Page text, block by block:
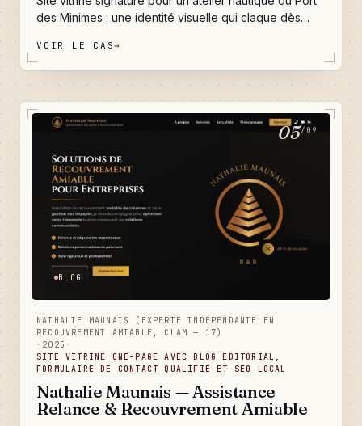
des Minimes : une identité visuelle qui claque dès
services détaillés pour exister sur Google, une page
météo marine et marées 3D unique en son genre, un
Rochelle et un back-office qui rend l'atelier
totalement autonome au quotidien.
VOIR LE CAS→
05/09
BLOG
NATHALIE MAUNAIS (EXPERTE INDÉPENDANTE EN
RECOUVREMENT AMIABLE, CLAM — 17)
· 2025 ·
SITE VITRINE ONE-PAGE AVEC BLOG ÉDITORIAL,
FORMULAIRE DE CONTACT QUALIFIÉ ET SEO LOCAL
Nathalie Maunais — Assistance
Relance & Recouvrement Amiable